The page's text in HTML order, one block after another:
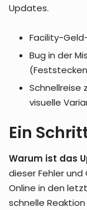
Updates.
Facility-
Bug in der
Schnellreise
visuelle
Ein
Warum ist das
dieser Fehler
Online in den
schnelle